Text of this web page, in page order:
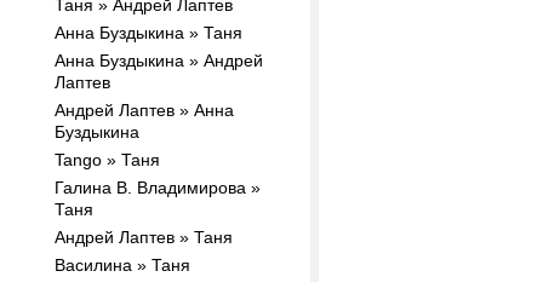
Таня » Андрей Лаптев
Анна Буздыкина » Таня
Анна Буздыкина » Андрей
Лаптев
Андрей Лаптев » Анна
Буздыкина
Tango » Таня
Галина В. Владимирова »
Таня
Андрей Лаптев » Таня
Василина » Таня